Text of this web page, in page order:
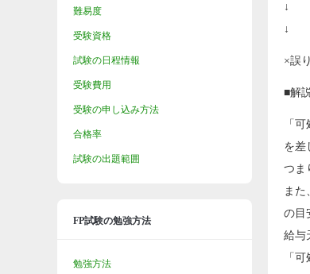
↓
↓
×誤り
■解
「
を差
つま
また
の目
給与
「
難易度
受験資格
試験の日程情報
受験費用
受験の申し込み方法
合格率
試験の出題範囲
FP試験の勉強方法
勉強方法